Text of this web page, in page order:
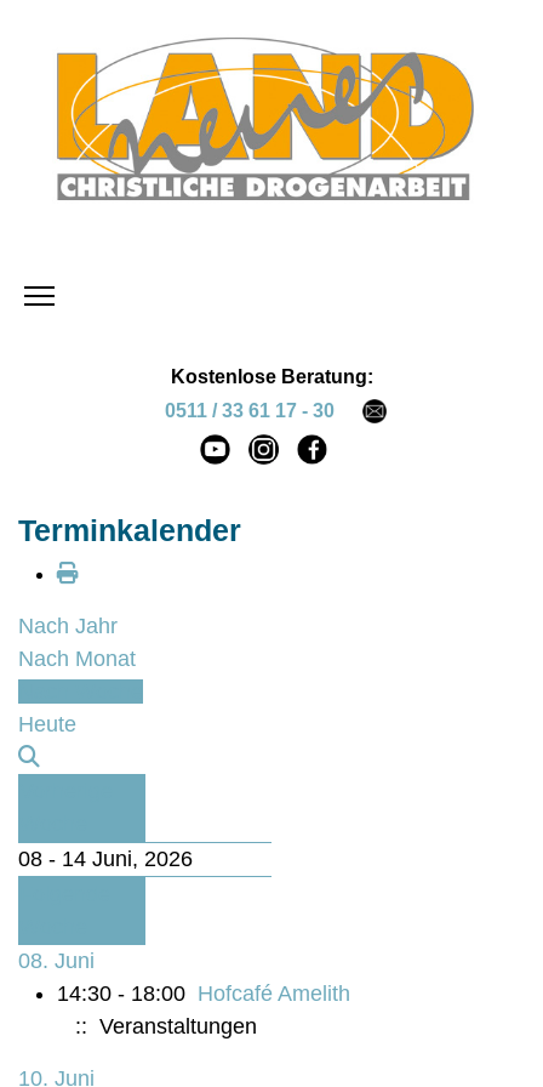
Kostenlose Beratung:
0511 / 33 61 17 - 30
Terminkalender
Nach Jahr
Nach Monat
Heute
08 - 14 Juni, 2026
08. Juni
14:30 - 18:00 Hofcafé Amelith
:: Veranstaltungen
10. Juni